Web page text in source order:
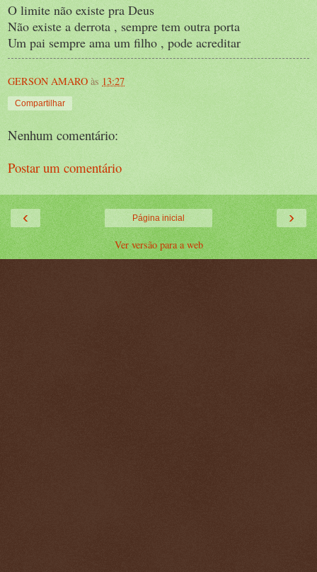
O limite não existe pra Deus
Não existe a derrota , sempre tem outra porta
Um pai sempre ama um filho , pode acreditar
GERSON AMARO às 13:27
Compartilhar
Nenhum comentário:
Postar um comentário
‹ ›
Página inicial
Ver versão para a web